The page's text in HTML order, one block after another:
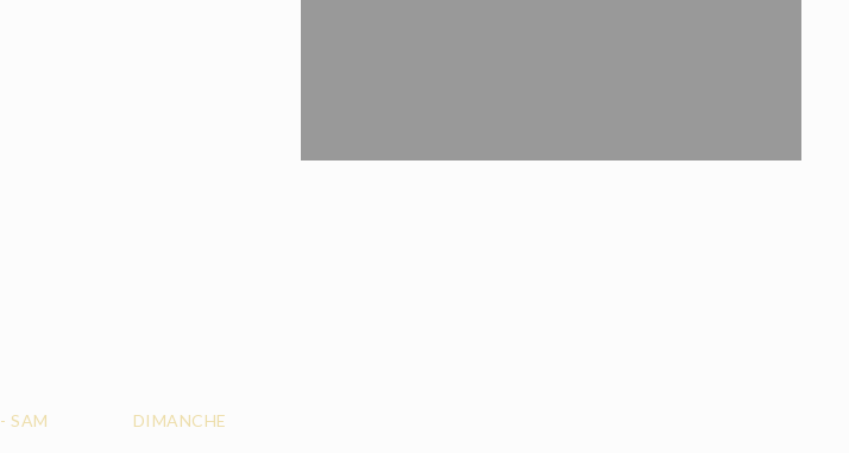
-SAM DIMANCHE